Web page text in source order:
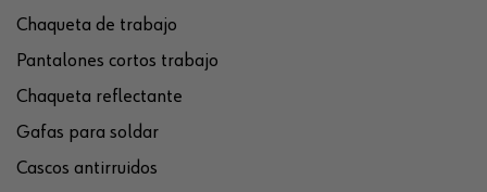
Chaqueta de trabajo
Pantalones cortos trabajo
Chaqueta reflectante
Gafas para soldar
Cascos antirruidos